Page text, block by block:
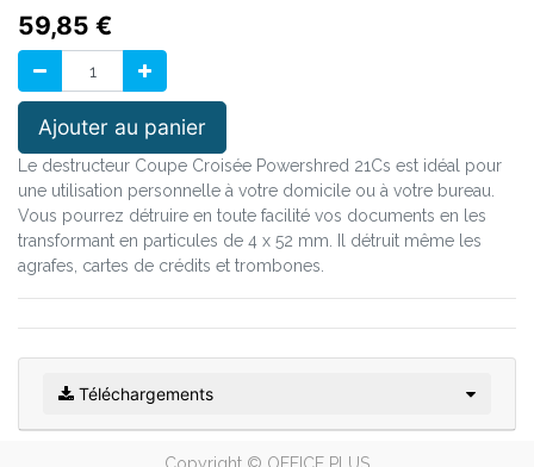
59,85 €
Ajouter au panier
Le destructeur Coupe Croisée Powershred 21Cs est idéal pour
une utilisation personnelle à votre domicile ou à votre bureau.
Vous pourrez détruire en toute facilité vos documents en les
transformant en particules de 4 x 52 mm. Il détruit même les
agrafes, cartes de crédits et trombones.
Téléchargements